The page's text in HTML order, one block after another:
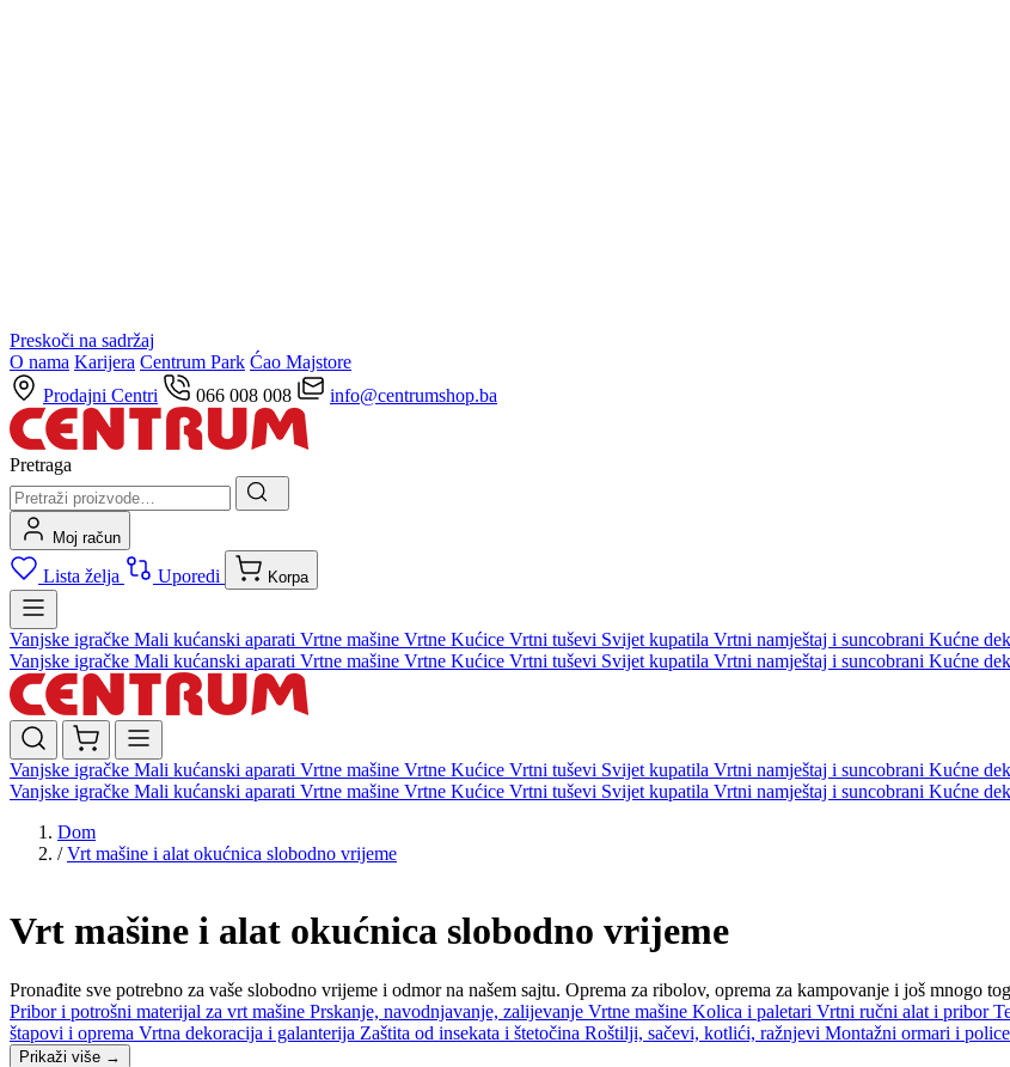
Preskoči na sadržaj
O nama Karijera Centrum Park Ćao Majstore
Prodajni Centri
066 008 008 info@centrumshop.ba
Pretraga
Moj račun
Lista želja Uporedi Korpa
Vanjske igračke Mali kućanski aparati Vrtne mašine Vrtne Kućice Vrtni tuševi Svijet kupatila Vrtni namještaj i suncobrani Kućne
Vanjske igračke Mali kućanski aparati Vrtne mašine Vrtne Kućice Vrtni tuševi Svijet kupatila Vrtni namještaj i suncobrani Kućne
Vanjske igračke Mali kućanski aparati Vrtne mašine Vrtne Kućice Vrtni tuševi Svijet kupatila Vrtni namještaj i suncobrani Kućne
Vanjske igračke Mali kućanski aparati Vrtne mašine Vrtne Kućice Vrtni tuševi Svijet kupatila Vrtni namještaj i suncobrani Kućne
Dom
/ Vrt mašine i alat okućnica slobodno vrijeme
Vrt mašine i alat okućnica slobodno vrijeme
Pronađite sve potrebno za vaše slobodno vrijeme i odmor na našem sajtu. Oprema za ribolov, oprema za kampovanje i još mnogo
Pribor i potrošni materijal za vrt mašine Prskanje, navodnjavanje, zalijevanje Vrtne mašine Kolica i paletari Vrtni ručni alat i pribor
štapovi i oprema Vrtna dekoracija i galanterija Zaštita od insekata i štetočina Roštilji, sačevi, kotlići, ražnjevi Montažni ormari i police
Prikaži više →